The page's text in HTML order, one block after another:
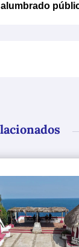
alumbrado